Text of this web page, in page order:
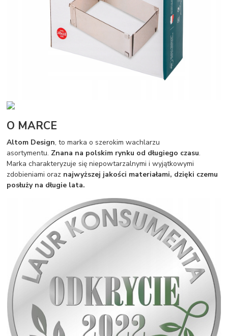
O MARCE
Altom Design, to marka o szerokim wachlarzu
asortymentu. Znana na polskim rynku od długiego czasu.
Marka charakteryzuje się niepowtarzalnymi i wyjątkowymi
zdobieniami oraz najwyższej jakości materiałami, dzięki czemu
posłuży na długie lata.